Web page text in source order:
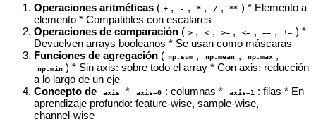
Operaciones aritméticas ( + , - , * , / , ** ) * Elemento a
elemento * Compatibles con escalares
Operaciones de comparación ( > , < , >= , <= , == , != ) *
Devuelven arrays booleanos * Se usan como máscaras
Funciones de agregación ( np.sum , np.mean , np.max ,
np.min ) * Sin axis: sobre todo el array * Con axis: reducción
a lo largo de un eje
Concepto de
axis * axis=0 : columnas * axis=1 : filas * En
aprendizaje profundo: feature‑wise, sample‑wise,
channel‑wise